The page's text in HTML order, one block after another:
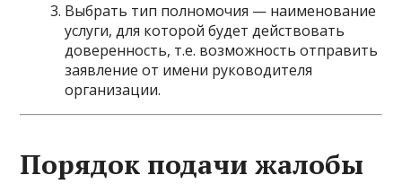
Выбрать тип полномочия — наименование
услуги, для которой будет действовать
доверенность, т.е. возможность отправить
заявление от имени руководителя
организации.
Порядок подачи жалобы